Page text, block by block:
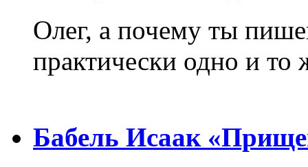
Олег, а почему ты
практически одно и то
Бабель Исаак